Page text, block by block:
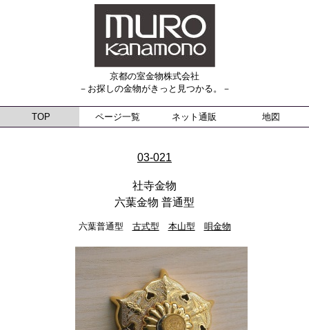
京都の室金物株式会社
－お探しの金物がきっと見つかる。－
TOP ページ一覧 ネット通販 地図
03-021
社寺金物
六葉金物 普通型
六葉普通型 古式型 本山型 唄金物